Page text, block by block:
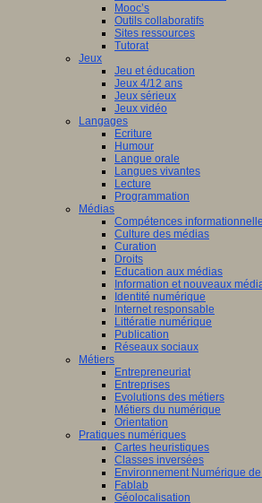
Mooc’s
Outils collaboratifs
Sites ressources
Tutorat
Jeux
Jeu et éducation
Jeux 4/12 ans
Jeux sérieux
Jeux vidéo
Langages
Ecriture
Humour
Langue orale
Langues vivantes
Lecture
Programmation
Médias
Compétences
Culture des médias
Curation
Droits
Education aux médias
Information et nouveaux
Identité numérique
Internet responsable
Littératie numérique
Publication
Réseaux sociaux
Métiers
Entrepreneuriat
Entreprises
Evolutions des métiers
Métiers du numérique
Orientation
Pratiques numériques
Cartes heuristiques
Classes inversées
Environnement Numérique de
Fablab
Géolocalisation